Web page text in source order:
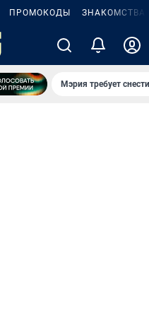
ПРОМОКОДЫ ЗНАКОМСТВА
Мэрия требует